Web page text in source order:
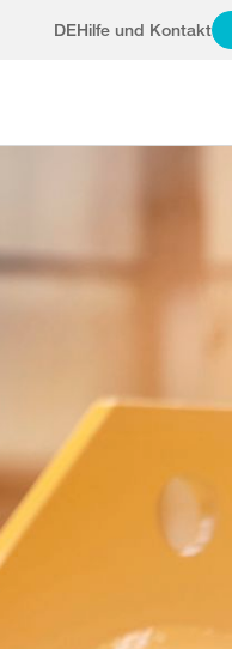
DEHilfe und Kontakt